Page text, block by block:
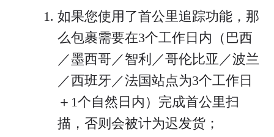
如果您使用了首公里追踪功能，那
么包裹需要在3个工作日内（巴西
／墨西哥／智利／哥伦比亚／波兰
／西班牙／法国站点为3个工作日
＋1个自然日内）完成首公里扫
描，否则会被计为迟发货；